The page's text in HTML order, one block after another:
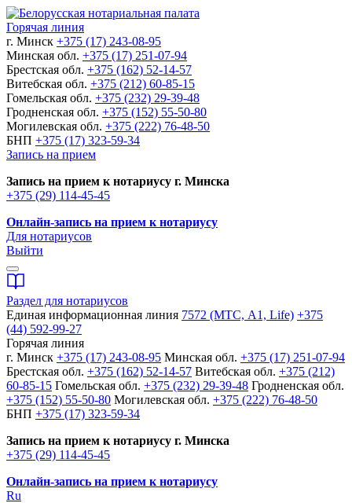
Горячая линия
г. Минск +375 (17) 243-08-95
Минская обл. +375 (17) 251-07-94
Брестская обл. +375 (162) 52-14-57
Витебская обл. +375 (212) 60-85-15
Гомельская обл. +375 (232) 29-39-48
Гродненская обл. +375 (152) 55-50-80
Могилевская обл. +375 (222) 76-48-50
БНП +375 (17) 323-59-34
Запись на прием
Запись на прием к нотариусу г. Минска
+375 (29) 114-45-45
Онлайн-запись на прием к нотариусу
Для нотариусов
Выйти
Раздел для нотариусов
Единая информационная линия 7572 (МТС, A1, Life) +375
(44) 592-99-27
Горячая линия
г. Минск +375 (17) 243-08-95 Минская обл. +375 (17) 251-07-94
Брестская обл. +375 (162) 52-14-57 Витебская обл. +375 (212)
60-85-15 Гомельская обл. +375 (232) 29-39-48 Гродненская обл.
+375 (152) 55-50-80 Могилевская обл. +375 (222) 76-48-50
БНП +375 (17) 323-59-34
Запись на прием к нотариусу г. Минска
+375 (29) 114-45-45
Онлайн-запись на прием к нотариусу
Ru